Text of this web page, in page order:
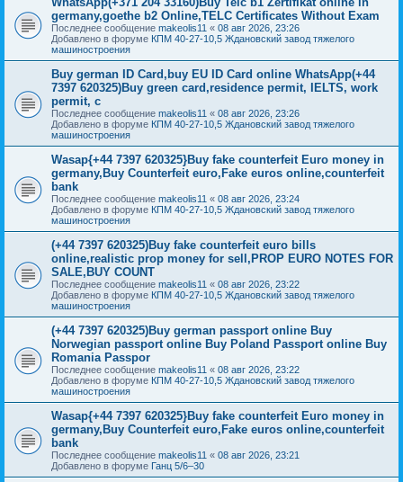
germany,goethe b2 Online,TELC Certificates Without Exam
Последнее сообщение makeolis11 « 08 авг 2026, 23:26
Добавлено в форуме КПМ 40-27-10,5 Ждановский завод тяжелого
машиностроения
Buy german ID Card,buy EU ID Card online WhatsApp(+44
7397 620325)Buy green card,residence permit, IELTS, work
permit, c
Последнее сообщение makeolis11 « 08 авг 2026, 23:26
Добавлено в форуме КПМ 40-27-10,5 Ждановский завод тяжелого
машиностроения
Wasap{+44 7397 620325}Buy fake counterfeit Euro money in
germany,Buy Counterfeit euro,Fake euros online,counterfeit
bank
Последнее сообщение makeolis11 « 08 авг 2026, 23:24
Добавлено в форуме КПМ 40-27-10,5 Ждановский завод тяжелого
машиностроения
(+44 7397 620325)Buy fake counterfeit euro bills
online,realistic prop money for sell,PROP EURO NOTES FOR
SALE,BUY COUNT
Последнее сообщение makeolis11 « 08 авг 2026, 23:22
Добавлено в форуме КПМ 40-27-10,5 Ждановский завод тяжелого
машиностроения
(+44 7397 620325)Buy german passport online Buy
Norwegian passport online Buy Poland Passport online Buy
Romania Passpor
Последнее сообщение makeolis11 « 08 авг 2026, 23:22
Добавлено в форуме КПМ 40-27-10,5 Ждановский завод тяжелого
машиностроения
Wasap{+44 7397 620325}Buy fake counterfeit Euro money in
germany,Buy Counterfeit euro,Fake euros online,counterfeit
bank
Последнее сообщение makeolis11 « 08 авг 2026, 23:21
Добавлено в форуме Ганц 5/6–30